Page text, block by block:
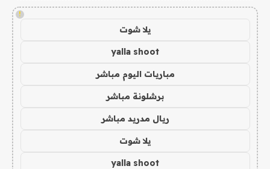
!
يلا شوت
yalla shoot
مباريات اليوم مباشر
برشلونة مباشر
ريال مدريد مباشر
يلا شوت
yalla shoot